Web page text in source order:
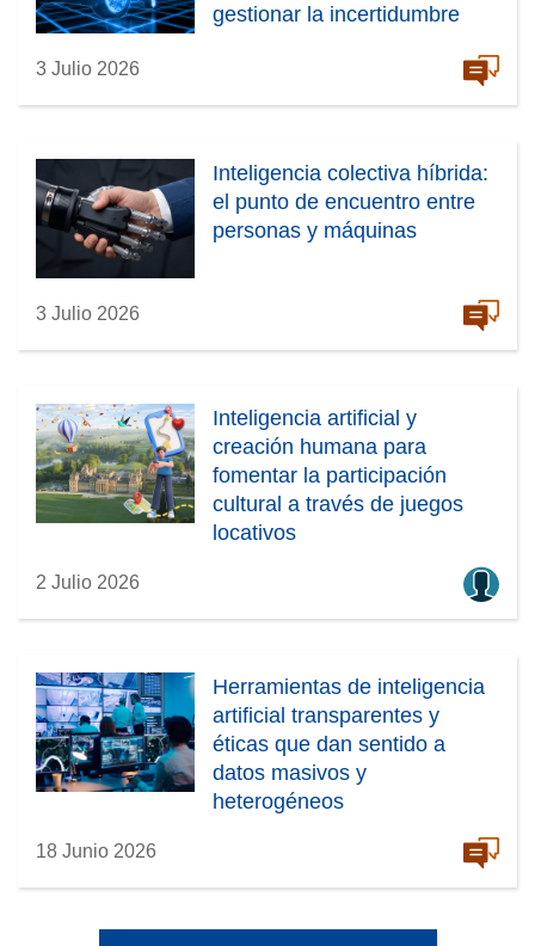
gestionar la incertidumbre
3 Julio 2026
Inteligencia colectiva híbrida:
el punto de encuentro entre
personas y máquinas
3 Julio 2026
Inteligencia artificial y
creación humana para
fomentar la participación
cultural a través de juegos
locativos
2 Julio 2026
Herramientas de inteligencia
artificial transparentes y
éticas que dan sentido a
datos masivos y
heterogéneos
18 Junio 2026